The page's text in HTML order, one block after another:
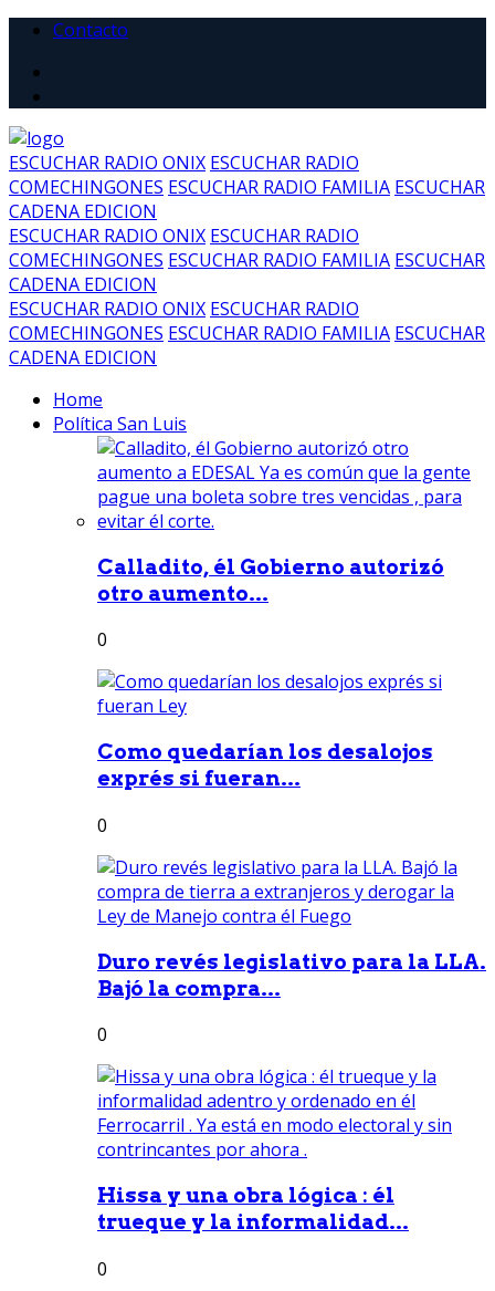
Contacto
ESCUCHAR RADIO ONIX ESCUCHAR RADIO
COMECHINGONES ESCUCHAR RADIO FAMILIA ESCUCHAR
CADENA EDICION
ESCUCHAR RADIO ONIX ESCUCHAR RADIO
COMECHINGONES ESCUCHAR RADIO FAMILIA ESCUCHAR
CADENA EDICION
ESCUCHAR RADIO ONIX ESCUCHAR RADIO
COMECHINGONES ESCUCHAR RADIO FAMILIA ESCUCHAR
CADENA EDICION
Home
Política San Luis
Calladito, él Gobierno autorizó
otro aumento...
0
Como quedarían los desalojos
exprés si fueran...
0
Duro revés legislativo para la LLA.
Bajó la compra...
0
Hissa y una obra lógica : él
trueque y la informalidad...
0